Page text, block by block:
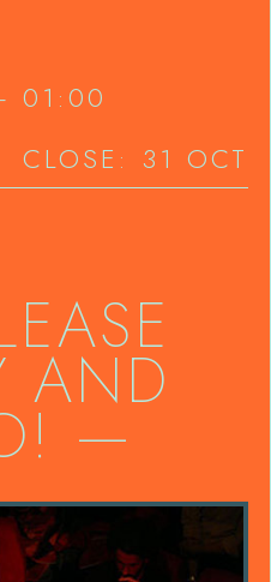
01:00
CLOSE: 31 OCT
AND
—